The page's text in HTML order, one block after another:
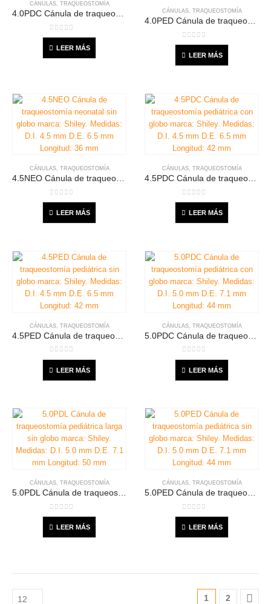
CÁNULAS, TRAQUEOSTOMÍA
4.0PDC Cánula de traqueostomía pediátrica con globo marca: Shiley. Medidas: D.I. 4.0 mm D.E. 5.9 mm Longitud: 41 mm
0out of 5
LEER MÁS
CÁNULAS, TRAQUEOSTOMÍA
4.0PED Cánula de traqueostomía pediátrica sin globo marca: Shiley. Medidas: D.I. 4.0 mm D.E. 5.9 mm Longitud: 41 mm
0out of 5
LEER MÁS
CÁNULAS, TRAQUEOSTOMÍA
0out of 5
LEER MÁS
CÁNULAS, TRAQUEOSTOMÍA
0out of 5
LEER MÁS
CÁNULAS, TRAQUEOSTOMÍA
0out of 5
LEER MÁS
CÁNULAS, TRAQUEOSTOMÍA
0out of 5
LEER MÁS
CÁNULAS, TRAQUEOSTOMÍA
5.0PDL Cánula de traqueostomía pediátrica larga sin globo marca: Shiley. Medidas: D.I. 5.0 mm D.E. 7.1 mm Longitud: 50 mm
0out of 5
LEER MÁS
CÁNULAS, TRAQUEOSTOMÍA
5.0PED Cánula de traqueostomía pediátrica sin globo marca: Shiley. Medidas: D.I. 5.0 mm D.E. 7.1 mm Longitud: 44 mm
0out of 5
LEER MÁS
1 2